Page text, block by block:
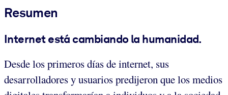
Resumen
Internet está cambiando la humanidad.
Desde los primeros días de internet, sus
desarrolladores y usuarios predijeron que los medios